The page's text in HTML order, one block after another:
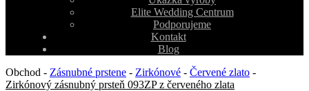
Elite Wedding Centrum
Podporujeme
Kontakt
Blog
Obchod - Zásnubné prstene - Zirkónové - Červené zlato -
Zirkónový zásnubný prsteň 093ZP z červeného zlata